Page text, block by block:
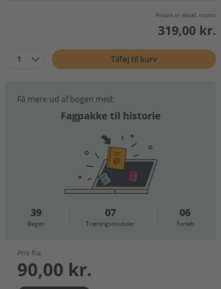
Prisen er ekskl. moms
319,00 kr.
1 Tilføj til kurv
Få mere ud af bogen med:
Fagpakke til historie
39
Bøger
07
Træningsmoduler
06
Forløb
Pris fra
90,00 kr.